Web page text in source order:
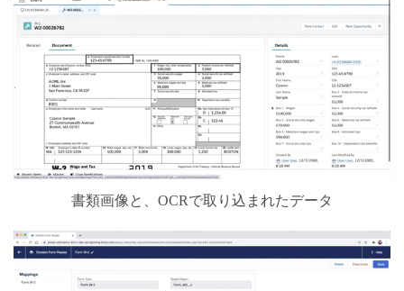
書類画像と、OCRで取り込まれたデータ